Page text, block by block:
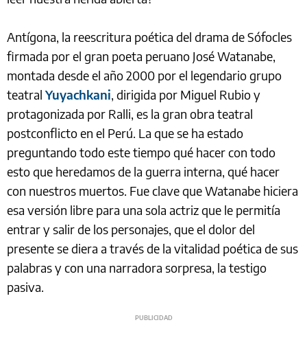
Antígona, la reescritura poética del drama de Sófocles
firmada por el gran poeta peruano José Watanabe,
montada desde el año 2000 por el legendario grupo
teatralYuyachkani, dirigida por Miguel Rubio y
protagonizada por Ralli, es la gran obra teatral
postconflicto en el Perú. La que se ha estado
preguntando todo este tiempo qué hacer con todo
esto que heredamos de la guerra interna, qué hacer
con nuestros muertos. Fue clave que Watanabe hiciera
esa versión libre para una sola actriz que le permitía
entrar y salir de los personajes, que el dolor del
presente se diera a través de la vitalidad poética de sus
palabras y con una narradora sorpresa, la testigo
pasiva.